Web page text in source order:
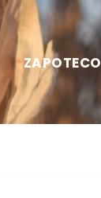
ZAPOTECO